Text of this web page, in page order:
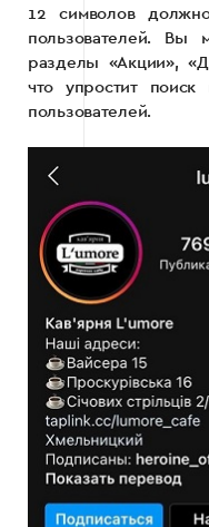
12 символов
пользователей. Вы
разделы «Акции»,
что упростит
пользователей.